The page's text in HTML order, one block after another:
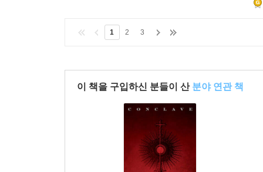
1 2 3
이 책을 구입하신 분들이 산 분야 연관 책